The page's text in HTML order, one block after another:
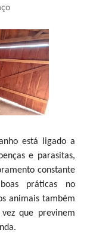
está ligado a
e parasitas,
constante
práticas no
animais também
que previnem